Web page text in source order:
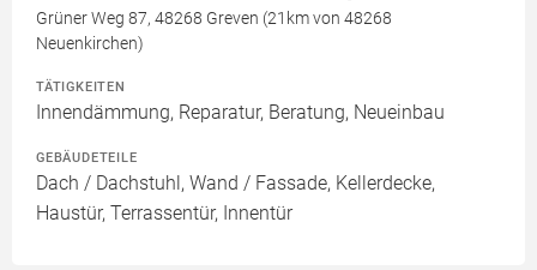
Grüner Weg 87, 48268 Greven (21km von 48268
Neuenkirchen)
TÄTIGKEITEN
Innendämmung, Reparatur, Beratung, Neueinbau
GEBÄUDETEILE
Dach / Dachstuhl, Wand / Fassade, Kellerdecke,
Haustür, Terrassentür, Innentür